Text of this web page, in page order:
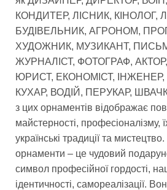
КОНДИТЕР, ЛІСНИК, КІНОЛОГ,
БУДІВЕЛЬНИК, АГРОНОМ,
ХУДОЖНИК, МУЗИКАНТ,
ЖУРНАЛІСТ, ФОТОГРАФ,
ЮРИСТ, ЕКОНОМІСТ,
КУХАР, ВОДІЙ, ПЕРУКАР,
з цих орнаментів відображає
майстерності, професіоналізму,
українські традиції та
орнаменти – це чудовий
символ професійної гордості,
ідентичності, самореалізації.